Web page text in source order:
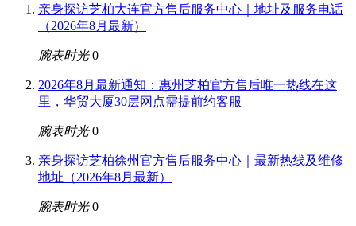
亲身探访芝柏大连官方售后服务中心｜地址及服务电话
（2026年8月最新）
腕表时光 0
2026年8月最新通知：惠州芝柏官方售后唯一热线在这
里，华贸大厦30层网点需提前约客服
腕表时光 0
亲身探访芝柏徐州官方售后服务中心｜最新热线及维修
地址（2026年8月最新）
腕表时光 0